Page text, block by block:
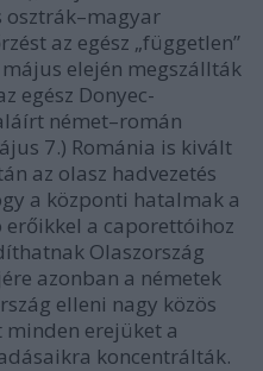
osztrák–magyar
az egész „független”
elején megszállták
egész Donyec-
német–román
7.) Románia is kivált
az olasz hadvezetés
a központi hatalmak a
a caporettóihoz
Olaszország
azonban a németek
elleni nagy közös
erejüket a
koncentrálták.